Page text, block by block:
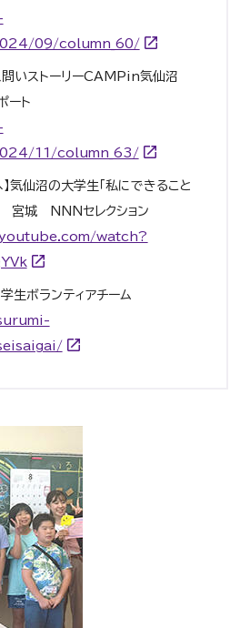
09/column_60/
いストーリーCAMPin気仙沼
ート
11/column_63/
】気仙沼の大学生｢私にできること
宮城 NNNセレクション
watch?
生ボランティアチーム